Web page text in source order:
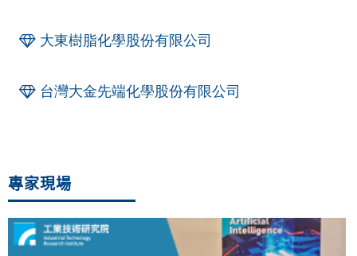
大東樹脂化學股份有限公司
台灣大金先端化學股份有限公司
專家現場